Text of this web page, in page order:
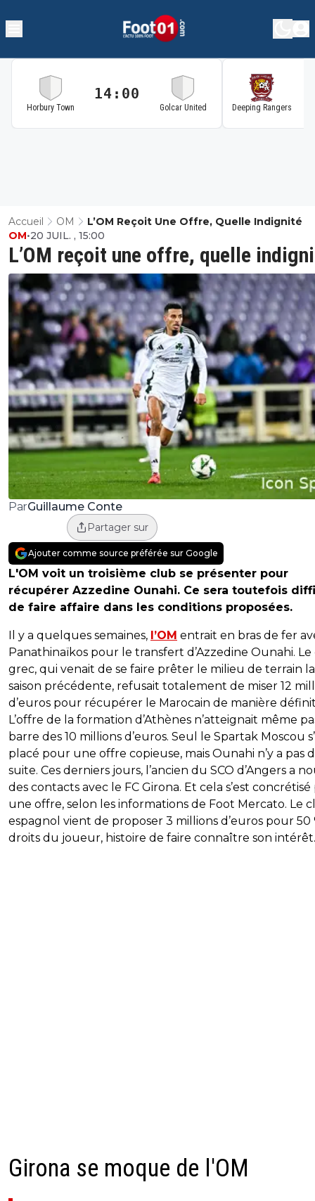
Horbury Town
14:00
Golcar United Deeping Rangers
Accueil OM L’OM Reçoit Une Offre, Quelle Indignité
L’OM reçoit une offre, quelle
OM•20 JUIL. , 15:00
ParGuillaume Conte
Partager sur
Ajouter comme source préférée sur Google
L'OM voit un troisième club se présenter pour
récupérer Azzedine Ounahi. Ce sera toutefois
de faire affaire dans les conditions proposées.
Il y a quelques semaines, l’OM entrait en bras de fer
Panathinaïkos pour le transfert d’Azzedine Ounahi.
grec, qui venait de se faire prêter le milieu de terrain la
saison précédente, refusait totalement de miser 12
d’euros pour récupérer le Marocain de manière
L’offre de la formation d’Athènes n’atteignait même
barre des 10 millions d’euros. Seul le Spartak Moscou
placé pour une offre copieuse, mais Ounahi n’y a pas
suite. Ces derniers jours, l’ancien du SCO d’Angers a
des contacts avec le FC Girona. Et cela s’est concrétisé
une offre, selon les informations de Foot Mercato. Le
espagnol vient de proposer 3 millions d’euros pour 50
droits du joueur, histoire de faire connaître son intérêt.
Girona se moque de l'OM